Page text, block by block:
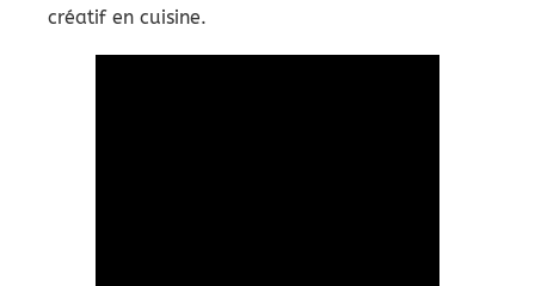
créatif en cuisine.